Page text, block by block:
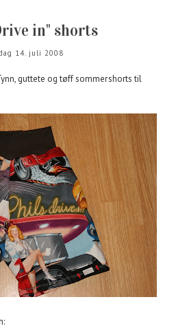
in" shorts
14. juli 2008
guttete og tøff sommershorts til